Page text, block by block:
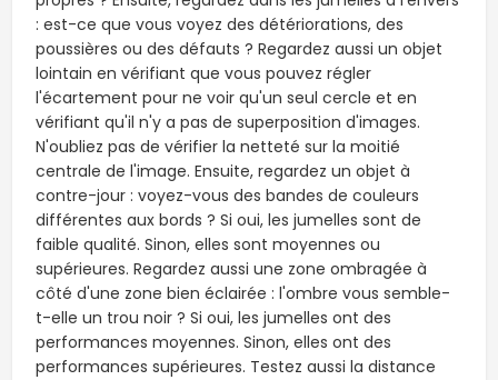
: est-ce que vous voyez des détériorations, des
poussières ou des défauts ? Regardez aussi un objet
lointain en vérifiant que vous pouvez régler
l'écartement pour ne voir qu'un seul cercle et en
vérifiant qu'il n'y a pas de superposition d'images.
N'oubliez pas de vérifier la netteté sur la moitié
centrale de l'image. Ensuite, regardez un objet à
contre-jour : voyez-vous des bandes de couleurs
différentes aux bords ? Si oui, les jumelles sont de
faible qualité. Sinon, elles sont moyennes ou
supérieures. Regardez aussi une zone ombragée à
côté d'une zone bien éclairée : l'ombre vous semble-
t-elle un trou noir ? Si oui, les jumelles ont des
performances moyennes. Sinon, elles ont des
performances supérieures. Testez aussi la distance